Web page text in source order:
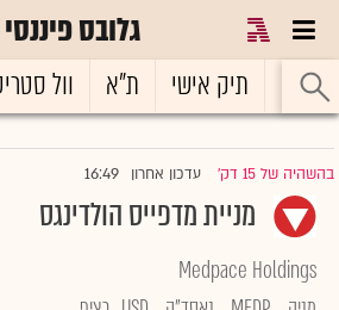
גלובס פיננסי
ראשי תיק אישי ת"א וול
בהשהיה של 15 דק' |עדכון אחרון 16:49
מניית מדפייס הולדינגס
Medpace Holdings